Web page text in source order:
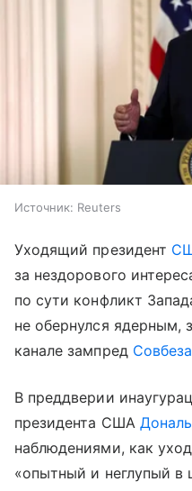
Источник: Reuters
Уходящий президент
за нездорового
по сути конфликт
не обернулся ядерным,
канале зампред
В преддверии
президента США
наблюдениями, как
«опытный и неглупый в